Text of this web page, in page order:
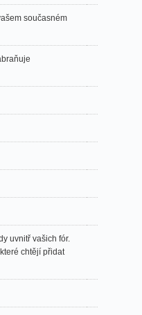
současném
uvnitř vašich fór.
chtějí přidat